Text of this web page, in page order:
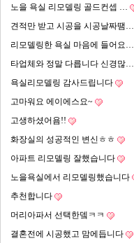
노을 욕실 리모델링 골드컨셉 …
견적만 받고 시공을 시공날짜땜…
리모델링한 욕실 마음에 들어요…
타업체와 정말 다릅니다 신경많…
욕실리모델링 감사드립니다
고마워요 에이에스요~
고생하셨어욤!!
화장실의 성공적인 변신ㅎㅎ
아파트 리모델링 잘했습니다
노을욕실에서 리모델링했습니다
추천합니다
머리아파서 선택한뎈ㅋㅋ
결혼전에 시공했고 맘에듭니다